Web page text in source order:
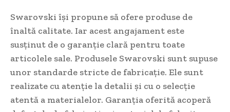
Swarovski își propune să ofere produse de
înaltă calitate. Iar acest angajament este
susținut de o garanție clară pentru toate
articolele sale. Produsele Swarovski sunt supuse
unor standarde stricte de fabricație. Ele sunt
realizate cu atenție la detalii și cu o selecție
atentă a materialelor. Garanția oferită acoperă